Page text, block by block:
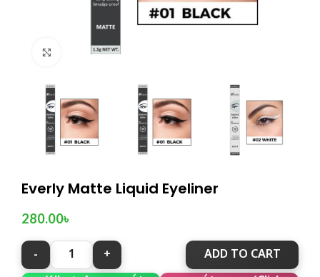
Click to enlarge
Everly Matte Liquid Eyeliner
280.00৳
ADD TO CART